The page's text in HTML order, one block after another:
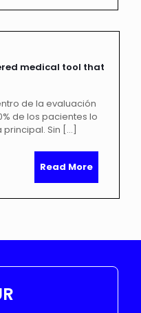
medical tool that
de la evaluación
de los pacientes lo
Sin […]
Read More